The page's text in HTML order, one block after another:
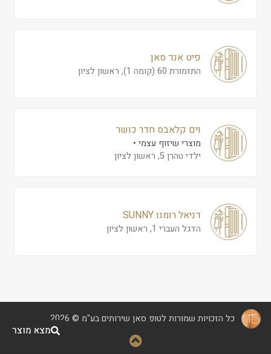
פיט אנד סאן
התזמורת 60 (קומה 1), ראשון לציון
וים קלאבס חדר כושר
מוצרי שיזוף עצמי
ילדי טהרן 5, ראשון לציון
דניאל רומנו SUNNY
הדגל העברי 1, ראשון לציון
כל הזכויות שמורות לטופ סאן שירותים בע"מ © 2026
מצא מוצר